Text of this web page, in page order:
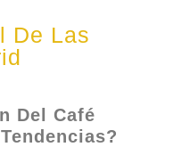
De Las
Del Café